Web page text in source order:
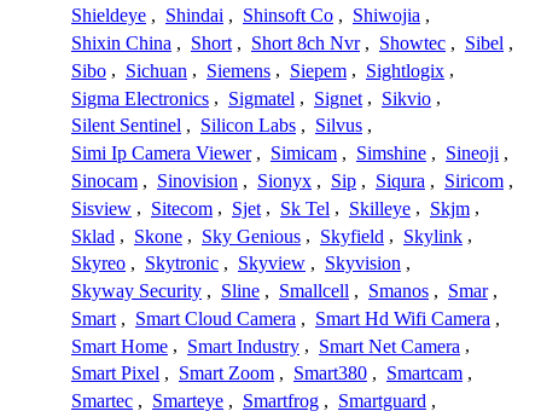
Shieldeye , Shindai , Shinsoft Co , Shiwojia ,
Shixin China , Short , Short 8ch Nvr , Showtec , Sibel ,
Sibo , Sichuan , Siemens , Siepem , Sightlogix ,
Sigma Electronics , Sigmatel , Signet , Sikvio ,
Silent Sentinel , Silicon Labs , Silvus ,
Simi Ip Camera Viewer , Simicam , Simshine , Sineoji ,
Sinocam , Sinovision , Sionyx , Sip , Siqura , Siricom ,
Sisview , Sitecom , Sjet , Sk Tel , Skilleye , Skjm ,
Sklad , Skone , Sky Genious , Skyfield , Skylink ,
Skyreo , Skytronic , Skyview , Skyvision ,
Skyway Security , Sline , Smallcell , Smanos , Smar ,
Smart , Smart Cloud Camera , Smart Hd Wifi Camera ,
Smart Home , Smart Industry , Smart Net Camera ,
Smart Pixel , Smart Zoom , Smart380 , Smartcam ,
Smartec , Smarteye , Smartfrog , Smartguard ,